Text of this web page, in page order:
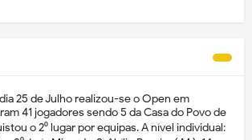
25 de Julho realizou-se o Open em
41 jogadores sendo 5 da Casa do Povo de
o 2⁰ lugar por equipas. A nível individual: